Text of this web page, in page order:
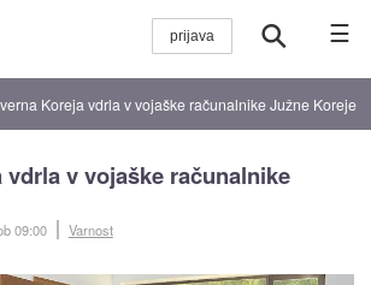
☰
Koreja vdrla v vojaške računalnike Južne Koreje
vdrla v vojaške računalnike
09:00 Varnost